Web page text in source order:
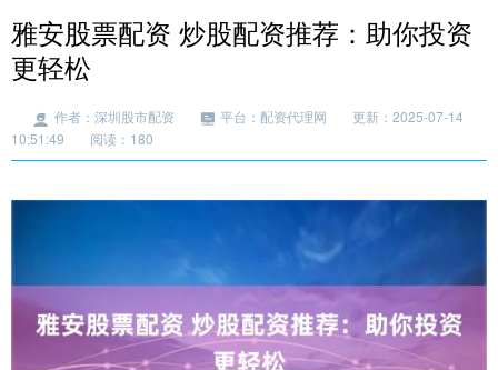
雅安股票配资 炒股配资推荐：助你投资
更轻松
作者：深圳股市配资 平台：配资代理网
更新：2025-07-14
10:51:49
阅读：180